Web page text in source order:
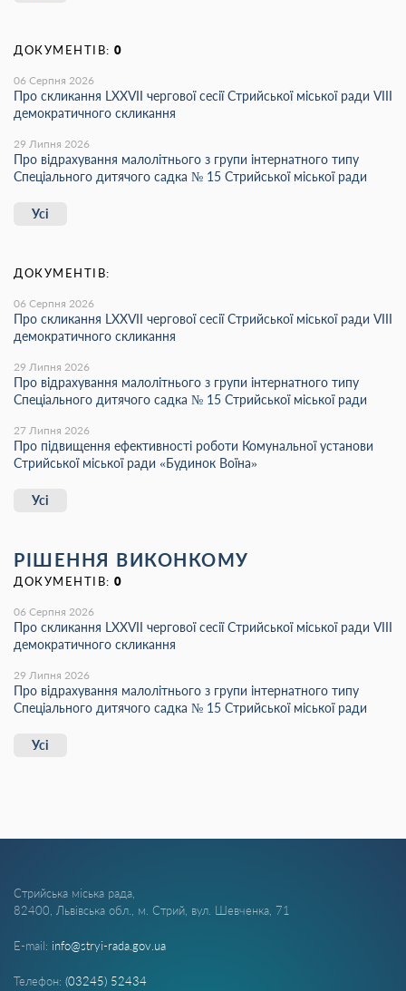
ДОКУМЕНТІВ: 0
06 Серпня 2026
Про скликання LХХVІІ чергової сесії Стрийської міської ради VIII
демократичного скликання
29 Липня 2026
Про відрахування малолітнього з групи інтернатного типу
Спеціального дитячого садка № 15 Стрийської міської ради
Усі
ДОКУМЕНТІВ:
06 Серпня 2026
Про скликання LХХVІІ чергової сесії Стрийської міської ради VIII
демократичного скликання
29 Липня 2026
Про відрахування малолітнього з групи інтернатного типу
Спеціального дитячого садка № 15 Стрийської міської ради
27 Липня 2026
Про підвищення ефективності роботи Комунальної установи
Стрийської міської ради «Будинок Воїна»
Усі
РІШЕННЯ ВИКОНКОМУ
ДОКУМЕНТІВ: 0
06 Серпня 2026
Про скликання LХХVІІ чергової сесії Стрийської міської ради VIII
демократичного скликання
29 Липня 2026
Про відрахування малолітнього з групи інтернатного типу
Спеціального дитячого садка № 15 Стрийської міської ради
Усі
Стрийська міська рада,
82400, Львівська обл., м. Стрий, вул. Шевченка, 71
E-mail: info@stryi-rada.gov.ua
Телефон: (03245) 52434